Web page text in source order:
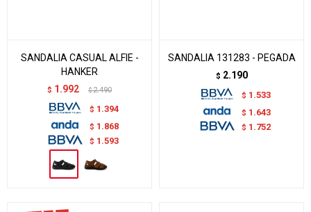
SANDALIA CASUAL ALFIE -
HANKER
$ 1.992 $ 2.490
$ 1.394
$ 1.868
$ 1.593
SANDALIA 131283 - PEGADA
$ 2.190
$ 1.533
$ 1.643
$ 1.752